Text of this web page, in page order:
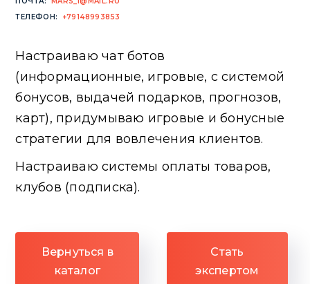
ТЕЛЕФОН:
+79148993853
Настраиваю чат ботов
(информационные, игровые, с системой
бонусов, выдачей подарков, прогнозов,
карт), придумываю игровые и бонусные
стратегии для вовлечения клиентов.
Настраиваю системы оплаты товаров,
клубов (подписка).
Вернуться в
каталог
Стать
экспертом